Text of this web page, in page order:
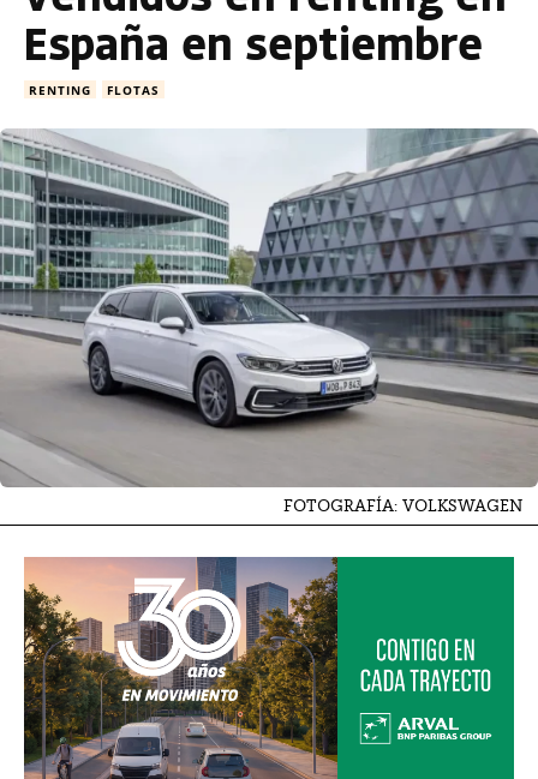
España en septiembre
RENTING FLOTAS
FOTOGRAFÍA: VOLKSWAGEN